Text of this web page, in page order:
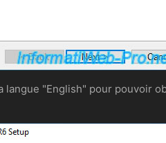
langue "English" pour pouvoir